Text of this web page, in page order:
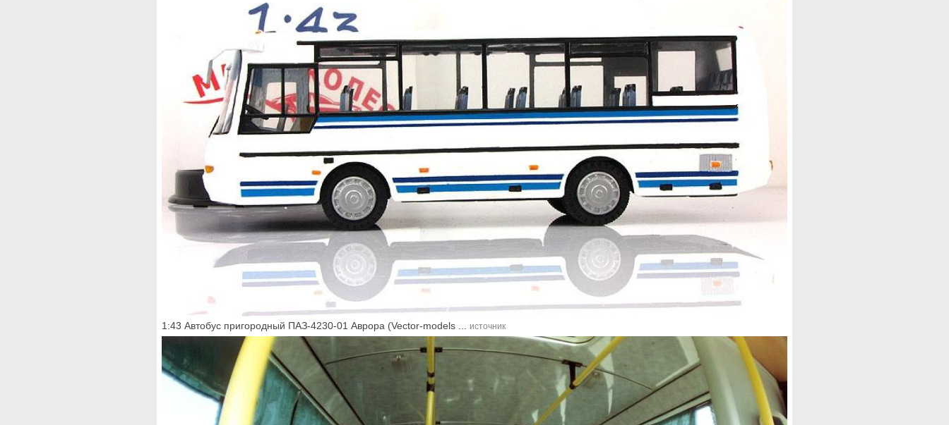
1:43 Автобус пригородный ПАЗ-4230-01 Аврора (Vector-models ... источник